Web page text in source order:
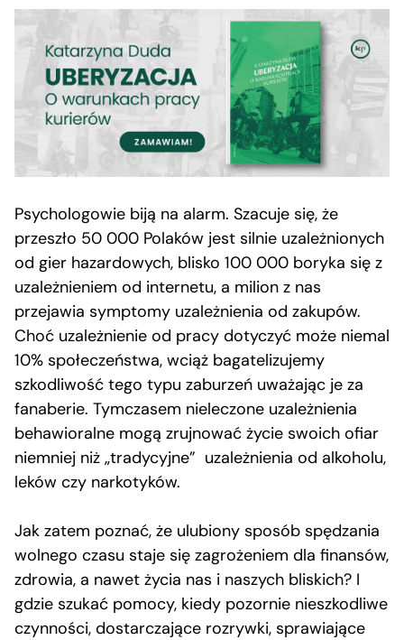
Psychologowie biją na alarm. Szacuje się, że
przeszło 50 000 Polaków jest silnie uzależnionych
od gier hazardowych, blisko 100 000 boryka się z
uzależnieniem od internetu, a milion z nas
przejawia symptomy uzależnienia od zakupów.
Choć uzależnienie od pracy dotyczyć może niemal
10% społeczeństwa, wciąż bagatelizujemy
szkodliwość tego typu zaburzeń uważając je za
fanaberie. Tymczasem nieleczone uzależnienia
behawioralne mogą zrujnować życie swoich ofiar
niemniej niż „tradycyjne” uzależnienia od alkoholu,
leków czy narkotyków.
Jak zatem poznać, że ulubiony sposób spędzania
wolnego czasu staje się zagrożeniem dla finansów,
zdrowia, a nawet życia nas i naszych bliskich? I
gdzie szukać pomocy, kiedy pozornie nieszkodliwe
czynności, dostarczające rozrywki, sprawiające